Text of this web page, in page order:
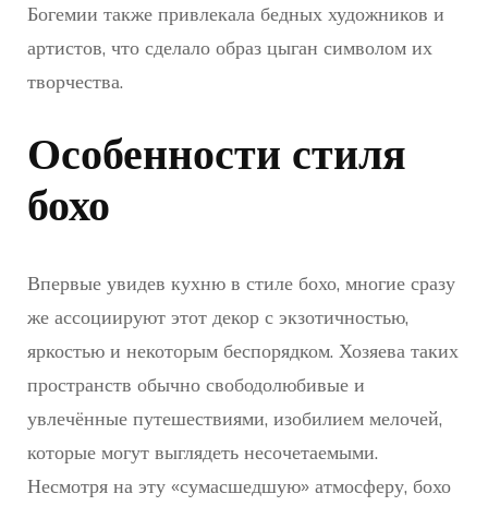
Богемии также привлекала бедных художников и
артистов, что сделало образ цыган символом их
творчества.
Особенности стиля
бохо
Впервые увидев кухню в стиле бохо, многие сразу
же ассоциируют этот декор с экзотичностью,
яркостью и некоторым беспорядком. Хозяева таких
пространств обычно свободолюбивые и
увлечённые путешествиями, изобилием мелочей,
которые могут выглядеть несочетаемыми.
Несмотря на эту «сумасшедшую» атмосферу, бохо